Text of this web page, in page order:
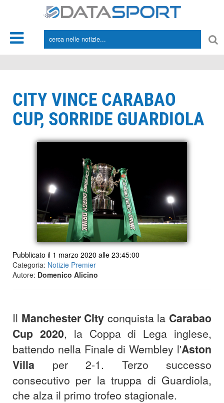
CITY VINCE CARABAO
CUP, SORRIDE GUARDIOLA
Pubblicato il 1 marzo 2020 alle 23:45:00
Categoria: Notizie Premier
Autore: Domenico Alicino
Il Manchester City conquista la Carabao
Cup 2020, la Coppa di Lega inglese,
battendo nella Finale di Wembley l'Aston
Villa per 2-1. Terzo successo
consecutivo per la truppa di Guardiola,
che alza il primo trofeo stagionale.